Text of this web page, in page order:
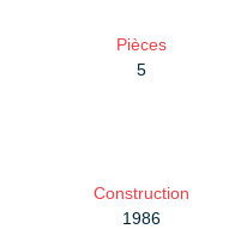
Pièces
5
Construction
1986